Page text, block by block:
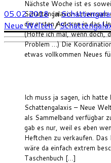
Nächste Woche ist es
Schattengalaxis-Universum
die ersten Autoren in das
(Hoffe ich mal, wenn doch,
Problem …) Die
etwas vollkommen Neues
Ich muss ja sagen, ich hatte
Schattengalaxis – Neue
als Sammelband verfügbar
gab es nur, weil es eben
Heftchen zu verkaufen.
wäre da einfach extrem
Taschenbuch […]
05.02.2018in
Neue Welten/